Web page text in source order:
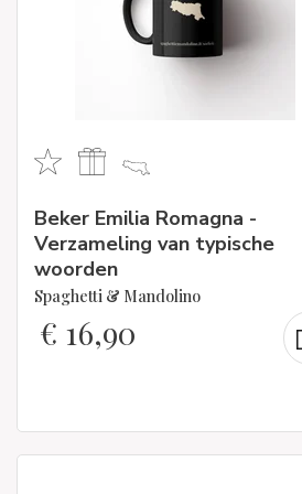
Beker Emilia Romagna -
Verzameling van typische
woorden
Spaghetti & Mandolino
€ 16,90